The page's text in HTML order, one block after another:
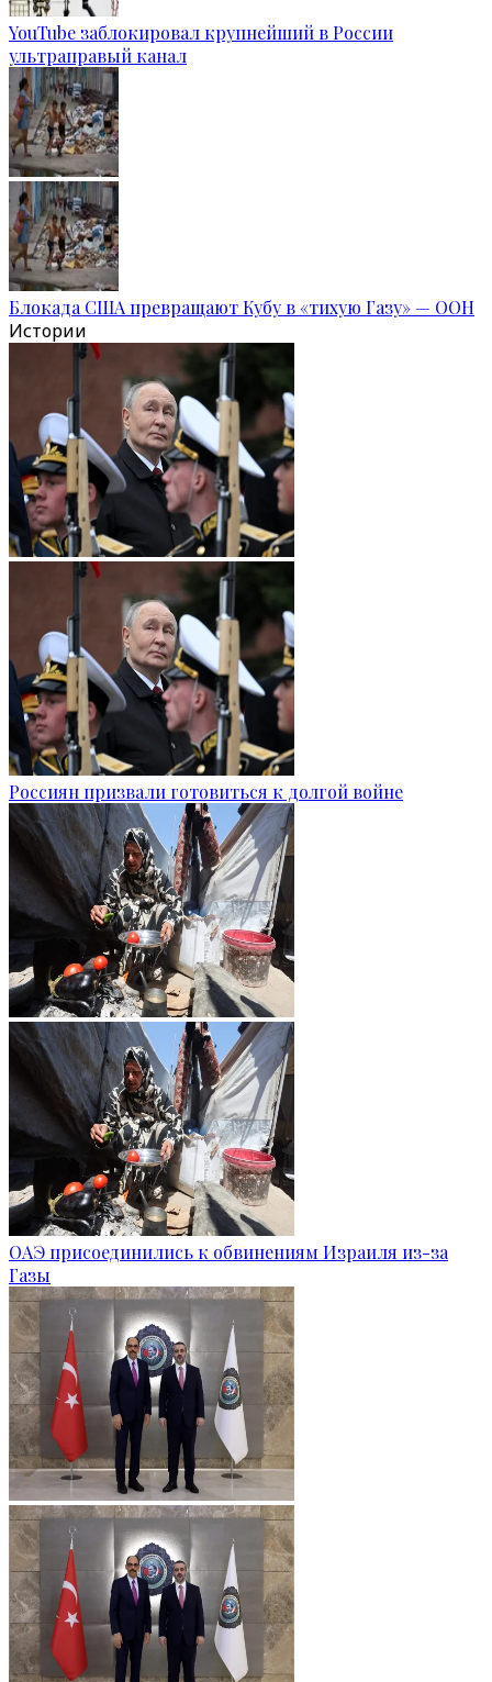
YouTube заблокировал крупнейший в России
ультраправый канал
Блокада США превращают Кубу в «тихую Газу» — ООН
Истории
Россиян призвали готовиться к долгой войне
ОАЭ присоединились к обвинениям Израиля из-за
Газы